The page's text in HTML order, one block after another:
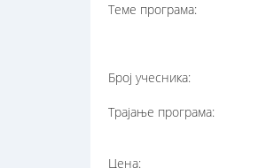
Теме програма:
Број учесника:
Трајање програма:
Цена: